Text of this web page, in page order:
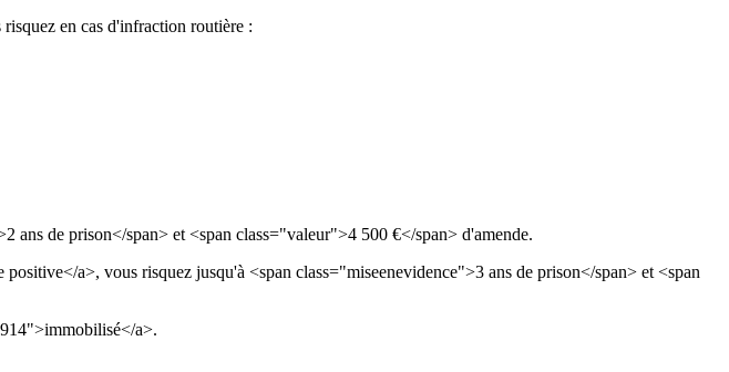
en cas d'infraction routière :
ans de prison</span> et <span class="valeur">4 500 €</span> d'amende.
a>, vous risquez jusqu'à <span class="miseenevidence">3 ans de prison</span> et <span
a>.